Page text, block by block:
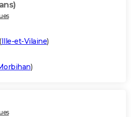
(Ille-et-Vilaine)
)